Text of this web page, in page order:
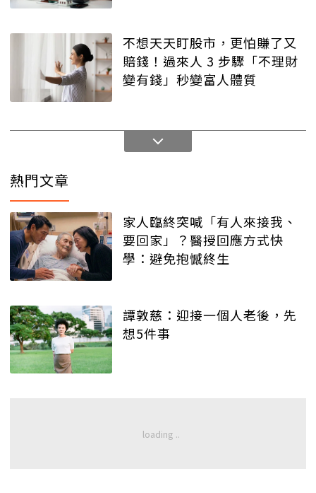
不想天天盯股市，更怕賺了又
賠錢！過來人 3 步驟「不理財
變有錢」秒變富人體質
熱門文章
家人臨終突喊「有人來接我、
要回家」？醫授回應方式快
學：避免抱憾終生
譚敦慈：迎接一個人老後，先
想5件事